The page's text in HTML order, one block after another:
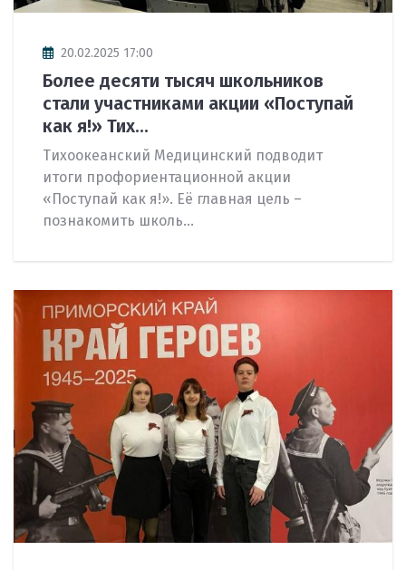
20.02.2025 17:00
Более десяти тысяч школьников
стали участниками акции «Поступай
как я!» Тих...
Тихоокеанский Медицинский подводит
итоги профориентационной акции
«Поступай как я!». Её главная цель –
познакомить школь...